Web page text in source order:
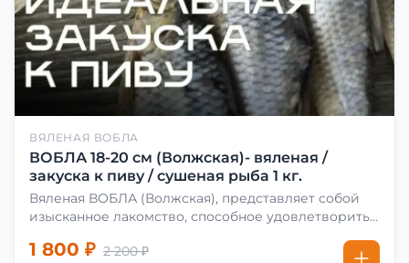
ВЯЛЕНАЯ ВОБЛА
ВОБЛА 18-20 см (Волжская)- вяленая /
закуска к пиву / сушеная рыба 1 кг.
Вяленая ВОБЛА (Волжская), представляет собой
изысканное лакомство, способное удовлетворить
сделать вяленую воблу, её сначала хорошо солят.
1 800 ₽ 2 200 ₽